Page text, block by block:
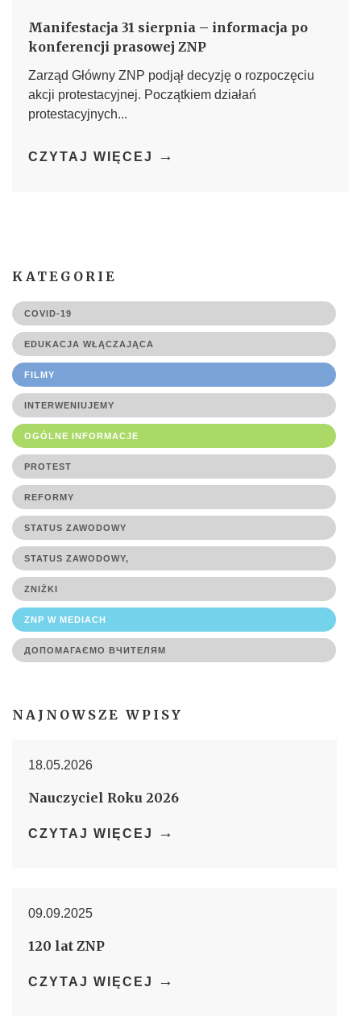
Manifestacja 31 sierpnia – informacja po
konferencji prasowej ZNP
Zarząd Główny ZNP podjął decyzję o rozpoczęciu
akcji protestacyjnej. Początkiem działań
protestacyjnych...
CZYTAJ WIĘCEJ →
KATEGORIE
COVID-19
EDUKACJA WŁĄCZAJĄCA
FILMY
INTERWENIUJEMY
OGÓLNE INFORMACJE
PROTEST
REFORMY
STATUS ZAWODOWY
STATUS ZAWODOWY,
ZNIŻKI
ZNP W MEDIACH
ДОПОМАГАЄМО ВЧИТЕЛЯМ
NAJNOWSZE WPISY
18.05.2026
Nauczyciel Roku 2026
CZYTAJ WIĘCEJ →
09.09.2025
120 lat ZNP
CZYTAJ WIĘCEJ →